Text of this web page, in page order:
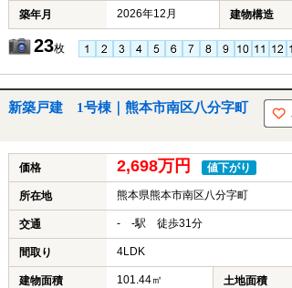
築年月 2026年12月 建物構造
23枚
築戸建 1号棟｜熊本市南区八分字町
価格 2,698万円 値下がり
所在地 熊本県熊本市南区八分字町
交通 - -駅 徒歩31分
間取り 4LDK
建物面積 101.44㎡ 土地面積